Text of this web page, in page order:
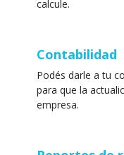
calcule.
Contabilidad
Podés darle a tu
para que la
empresa.